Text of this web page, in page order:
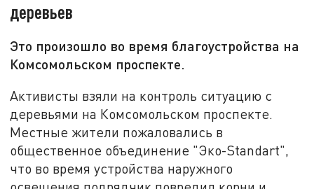
деревьев
Это произошло во время благоустройства на
Комсомольском проспекте.
Активисты взяли на контроль ситуацию с
деревьями на Комсомольском проспекте.
Местные жители пожаловались в
общественное объединение "Эко-Standart",
что во время устройства наружного